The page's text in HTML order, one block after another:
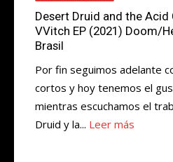
Desert Druid and the Acid
VVitch EP (2021) Doom/
Brasil
Por fin seguimos adelante
cortos y hoy tenemos el
mientras escuchamos el
Druid y la... Leer más